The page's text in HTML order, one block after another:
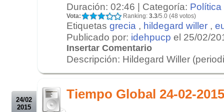
Duración: 02:46 | Categoría: Política
Vota: Ranking: 3.3/5.0 (48 votos)
Etiquetas grecia , hildegard willer ,
Publicado por: idehpucp el 25/02/
Insertar Comentario
Descripción: Hildegard Willer
24/02
2015
Tiempo Global 24-02-2015